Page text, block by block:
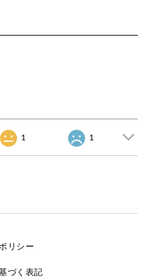
1 1
リシー
づく表記